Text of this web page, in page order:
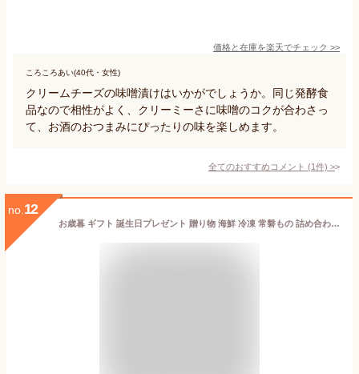
価格と在庫を楽天でチェック >>
ころころあい(40代・女性)
クリームチーズの味噌漬けはいかがでしょうか。同じ発酵食
品なので相性がよく、クリーミーさに味噌のコクが合わさっ
て、お酒のおつまみにぴったりの味を楽しめます。
全てのおすすめコメント (1件) >
no. 12
お歳暮 ギフト 誕生日プレゼント 贈り物 海鮮 冷凍 常磐もの 詰め合わせ（さんまポーポー焼、めひかり開き干し、さばみりん干し、味付タコ3種）海産物 魚 干物 セット 海産物 海の幸 送料無料 お取り寄せ 食品 福島 FP